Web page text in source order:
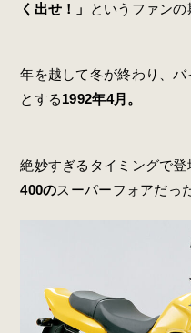
く出せ！」
というファンの
年を越して冬が終わり、
とする1992年4月。
絶妙すぎるタイミングで
400のスーパーフォアだっ